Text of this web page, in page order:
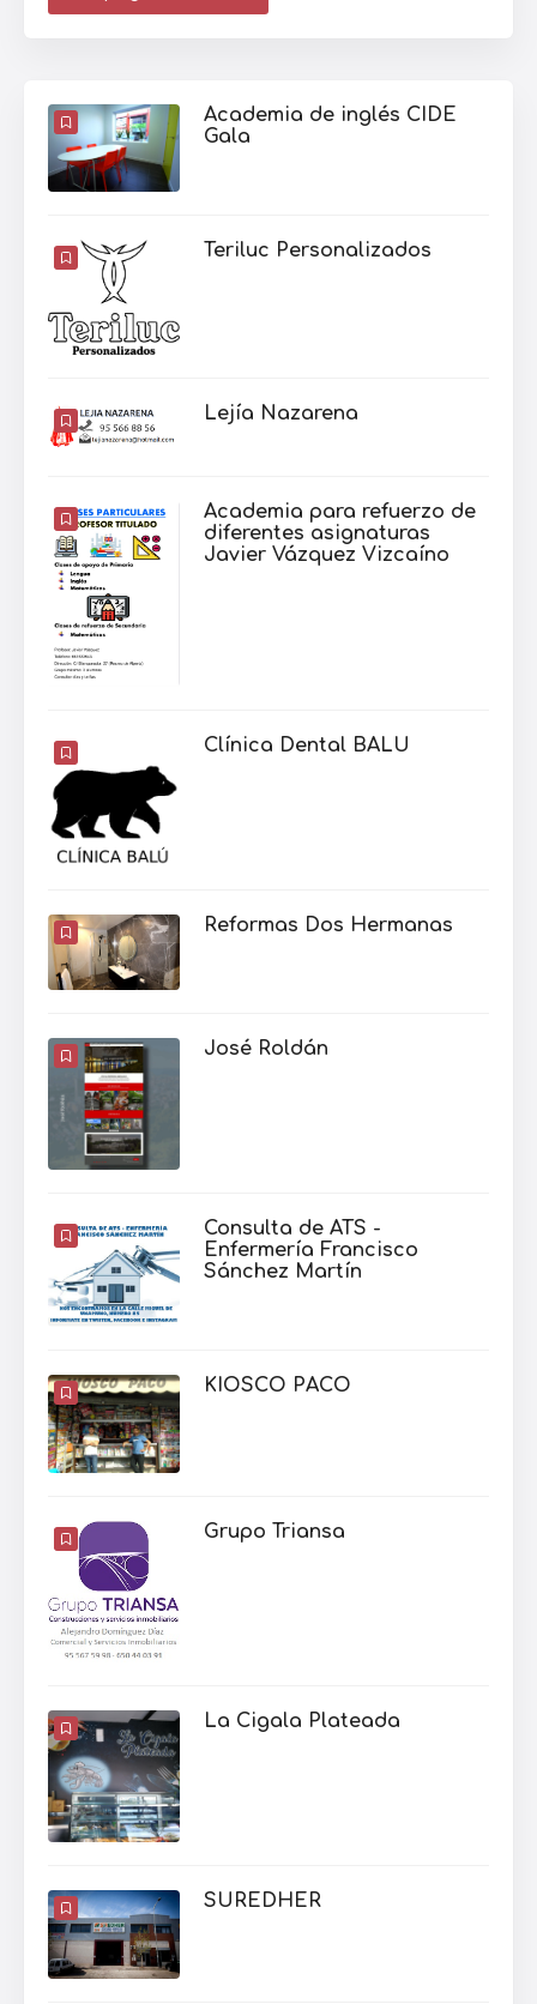
Academia de inglés CIDE
Gala
Teriluc Personalizados
Lejía Nazarena
Academia para refuerzo de
diferentes asignaturas
Javier Vázquez Vizcaíno
Clínica Dental BALU
Reformas Dos Hermanas
José Roldán
Consulta de ATS -
Enfermería Francisco
Sánchez Martín
KIOSCO PACO
Grupo Triansa
La Cigala Plateada
SUREDHER